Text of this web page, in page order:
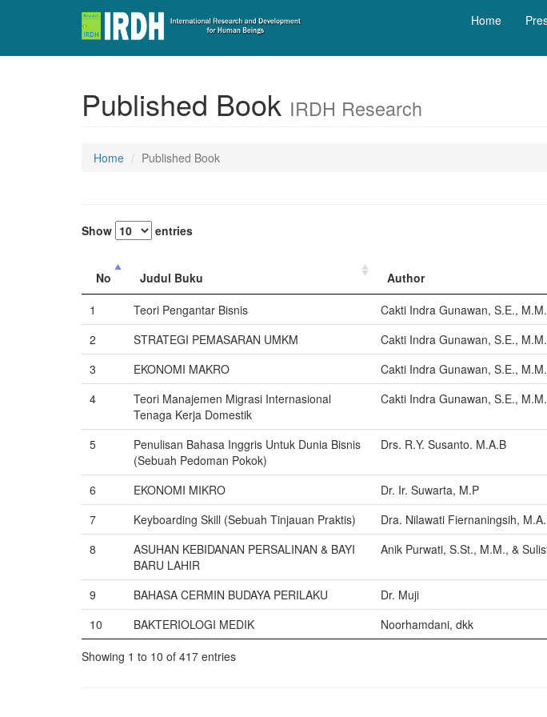
Home
Published Book IRDH Research
Home Published Book
Show entries
No Judul Buku Author
1
Teori Pengantar Bisnis Cakti Indra Gunawan, S.E.,
2
STRATEGI PEMASARAN UMKM Cakti Indra Gunawan, S.E.,
3
EKONOMI MAKRO Cakti Indra Gunawan, S.E.,
4
Teori Manajemen Migrasi Internasional
Tenaga Kerja Domestik
Cakti Indra Gunawan, S.E.,
5
Penulisan Bahasa Inggris Untuk Dunia Bisnis
(Sebuah Pedoman Pokok)
Drs. R.Y. Susanto. M.A.B
6 EKONOMI MIKRO Dr. Ir. Suwarta, M.P
7
Keyboarding Skill (Sebuah Tinjauan Praktis) Dra. Nilawati Fiernaningsih,
8
ASUHAN KEBIDANAN PERSALINAN & BAYI
BARU LAHIR
Anik Purwati, S.St., M.M., &
9 BAHASA CERMIN BUDAYA PERILAKU Dr. Muji
10
BAKTERIOLOGI MEDIK Noorhamdani, dkk
Showing 1 to 10 of 417 entries